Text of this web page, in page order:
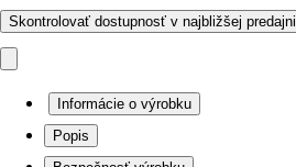
Skontrolovať dostupnosť v najbližšej predajni
Informácie o výrobku
Popis